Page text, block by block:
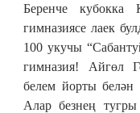
Беренче кубокка
гимназиясе лаек
100 укучы
гимназия! Айгөл
белем йорты белән
Алар безнең тугры